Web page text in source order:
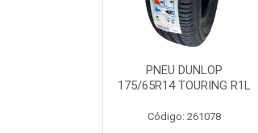
PNEU DUNLOP
175/65R14 TOURING R1L
Código: 261078